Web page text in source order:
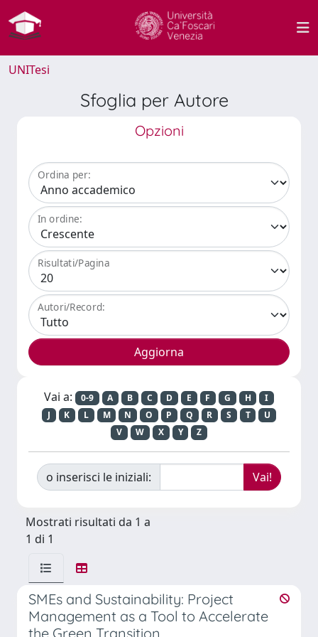
UNITesi
Sfoglia per Autore
Opzioni
Ordina per:
In ordine:
Risultati/Pagina
Autori/Record:
Vai a: 0-9 A B C D E F G H
I
J
K L M N O P Q R S T
U
V
W X Y Z
o inserisci le iniziali:
Mostrati risultati da 1 a
1 di 1
SMEs and Sustainability: Project
Management as a Tool to Accelerate
the Green Transition